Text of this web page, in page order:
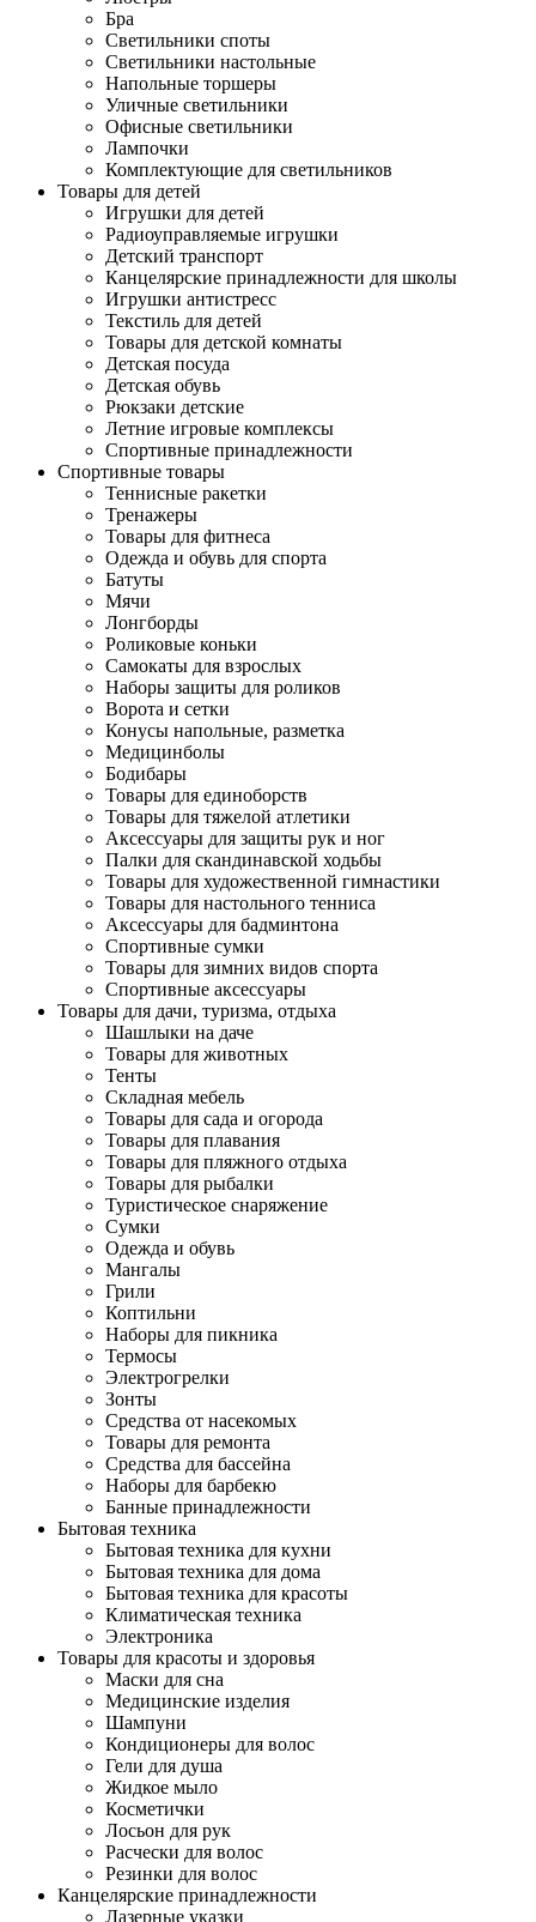
Бра
Светильники споты
Светильники настольные
Напольные торшеры
Уличные светильники
Офисные светильники
Лампочки
Комплектующие для светильников
Товары для детей
Игрушки для детей
Радиоуправляемые игрушки
Детский транспорт
Канцелярские принадлежности для школы
Игрушки антистресс
Текстиль для детей
Товары для детской комнаты
Детская посуда
Детская обувь
Рюкзаки детские
Летние игровые комплексы
Спортивные принадлежности
Спортивные товары
Теннисные ракетки
Тренажеры
Товары для фитнеса
Одежда и обувь для спорта
Батуты
Мячи
Лонгборды
Роликовые коньки
Самокаты для взрослых
Наборы защиты для роликов
Ворота и сетки
Конусы напольные, разметка
Медицинболы
Бодибары
Товары для единоборств
Товары для тяжелой атлетики
Аксессуары для защиты рук и ног
Палки для скандинавской ходьбы
Товары для художественной гимнастики
Товары для настольного тенниса
Аксессуары для бадминтона
Спортивные сумки
Товары для зимних видов спорта
Спортивные аксессуары
Товары для дачи, туризма, отдыха
Шашлыки на даче
Товары для животных
Тенты
Складная мебель
Товары для сада и огорода
Товары для плавания
Товары для пляжного отдыха
Товары для рыбалки
Туристическое снаряжение
Сумки
Одежда и обувь
Мангалы
Грили
Коптильни
Наборы для пикника
Термосы
Электрогрелки
Зонты
Средства от насекомых
Товары для ремонта
Средства для бассейна
Наборы для барбекю
Банные принадлежности
Бытовая техника
Бытовая техника для кухни
Бытовая техника для дома
Бытовая техника для красоты
Климатическая техника
Электроника
Товары для красоты и здоровья
Маски для сна
Медицинские изделия
Шампуни
Кондиционеры для волос
Гели для душа
Жидкое мыло
Косметички
Лосьон для рук
Расчески для волос
Резинки для волос
Канцелярские принадлежности
Лазерные указки